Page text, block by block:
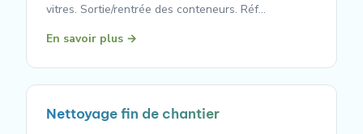
vitres. Sortie/rentrée des conteneurs. Réf…
En savoir plus →
Nettoyage fin de chantier